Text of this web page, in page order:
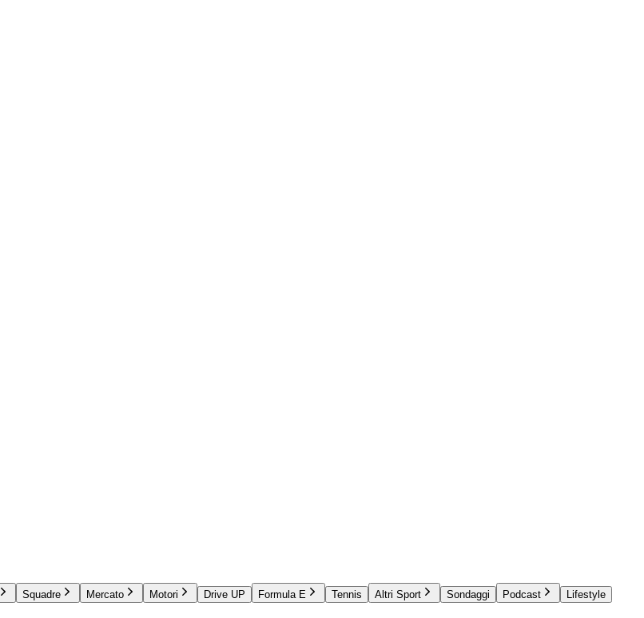
Squadre Mercato Motori Drive UP Formula E Tennis Altri Sport Sondaggi Podcast
Lifestyle